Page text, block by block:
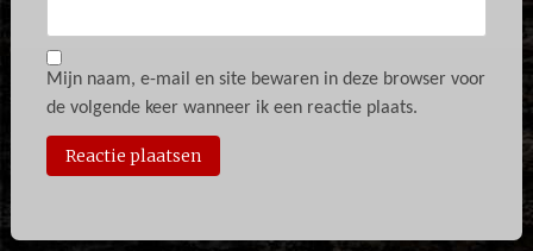
Mijn naam, e-mail en site bewaren in deze browser voor
de volgende keer wanneer ik een reactie plaats.